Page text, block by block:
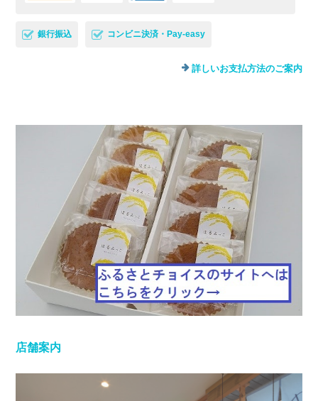
銀行振込 コンビニ決済・Pay-easy
詳しいお支払方法のご案内
店舗案内